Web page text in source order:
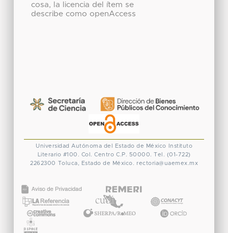
cosa, la licencia del ítem se
describe como openAccess
Universidad Autónoma del Estado de México
Instituto
Literario #100. Col. Centro C.P. 50000. Tel. (01-722)
2262300 Toluca, Estado de México. rectoria@uaemex.mx